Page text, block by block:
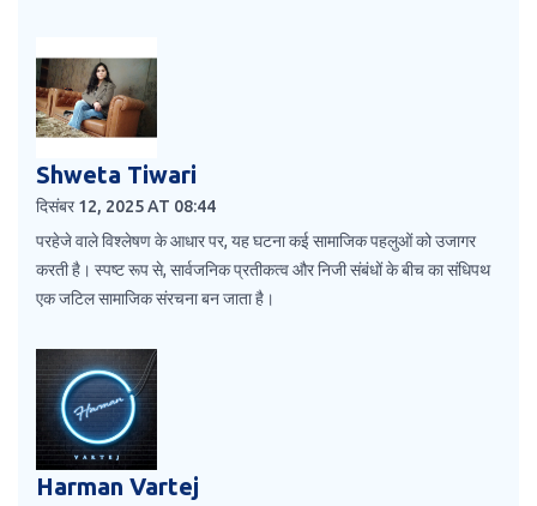
Shweta Tiwari
दिसंबर 12, 2025 AT 08:44
परहेजे वाले विश्लेषण के आधार पर, यह घटना कई सामाजिक पहलुओं को उजागर
करती है। स्पष्ट रूप से, सार्वजनिक प्रतीकत्व और निजी संबंधों के बीच का संधिपथ
एक जटिल सामाजिक संरचना बन जाता है।
Harman Vartej